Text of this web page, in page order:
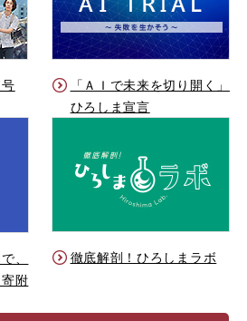
「ＡＩで未来を切り開く」
ひろしま宣言
、
附
徹底解剖！ひろしまラボ